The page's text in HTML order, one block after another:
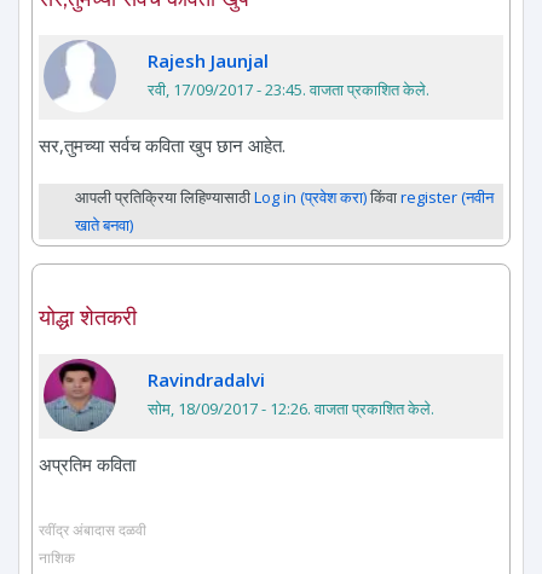
Rajesh Jaunjal
रवी, 17/09/2017 - 23:45. वाजता प्रकाशित केले.
सर,तुमच्या सर्वच कविता खुप छान आहेत.
आपली प्रतिक्रिया लिहिण्यासाठीLog in (प्रवेश करा)किंवाregister (नवीन
खाते बनवा)
योद्धा शेतकरी
Ravindradalvi
सोम, 18/09/2017 - 12:26. वाजता प्रकाशित केले.
अप्रतिम कविता
रवींद्र अंबादास दळवी
नाशिक